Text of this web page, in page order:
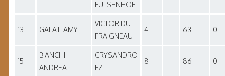
FUTSENHOF
13 GALATI AMY
VICTOR DU
FRAIGNEAU
4 63 0
15
BIANCHI
ANDREA
CRYSANDRO
FZ
8 86 0